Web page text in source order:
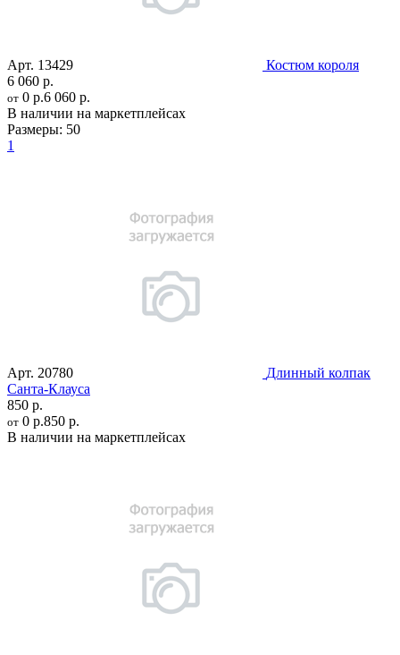
Арт. 13429
Костюм короля
6 060 р.
от 0 р.6 060 р.
В наличии на маркетплейсах
Размеры: 50
1
Арт. 20780
Длинный колпак
Санта-Клауса
850 р.
от 0 р.850 р.
В наличии на маркетплейсах